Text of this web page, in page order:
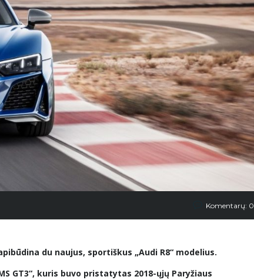
Komentarų: 0
du naujus, sportiškus „Audi R8“ modelius.
GT3“, kuris buvo pristatytas 2018-ųjų Paryžiaus